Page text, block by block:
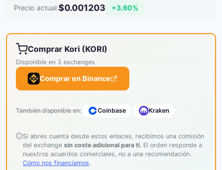
Precio actual:$0.001203 +3.60%
Comprar Kori (KORI)
Disponible en 3 exchanges
Comprar en Binance
También disponible en: Coinbase Kraken
Si abres cuenta desde estos enlaces, recibimos una comisión
del exchange sin coste adicional para ti. El orden responde a
nuestros acuerdos comerciales, no a una recomendación.
Cómo nos financiamos.